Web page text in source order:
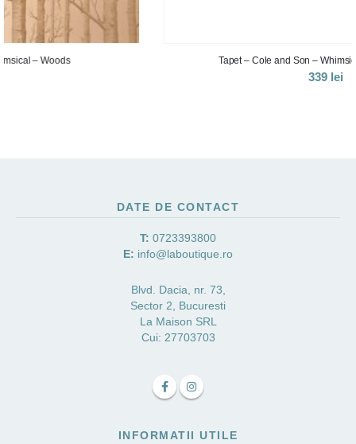
Tapet – Cole and Son – Whimsical – Scaramouche
DATE DE CONTACT
T: 0723393800
E: info@laboutique.ro
Blvd. Dacia, nr. 73,
Sector 2, Bucuresti
La Maison SRL
Cui: 27703703
INFORMATII UTILE